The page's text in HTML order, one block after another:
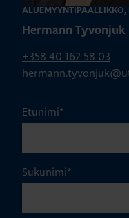
ALUEMYYNTIPÄÄLLIKKÖ,
Hermann Tyvonjuk
+358 40 162 58 03
Etunimi*
Sukunimi*